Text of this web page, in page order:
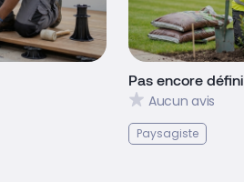
Pas encore défini
Aucun avis
Paysagiste